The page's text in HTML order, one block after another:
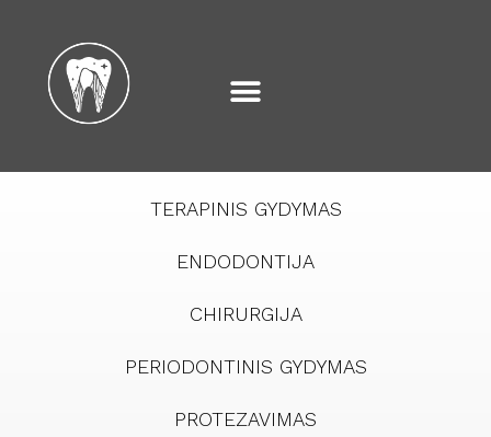
TERAPINIS GYDYMAS
ENDODONTIJA
CHIRURGIJA
PERIODONTINIS GYDYMAS
PROTEZAVIMAS